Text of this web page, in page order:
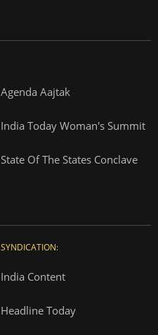
Agenda Aajtak
India Today Woman's Summit
State Of The States Conclave
SYNDICATION:
India Content
Headline Today